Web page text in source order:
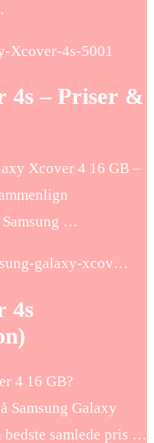
Xcover-4s-5001
4s – Priser &
Xcover 4 16 GB –
…
galaxy-xcov…
4s
4 16 GB?
Samsung Galaxy
samlede pris …